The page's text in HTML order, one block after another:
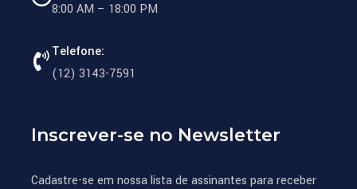
8:00 AM – 18:00 PM
Telefone:
(12) 3143-7591
Inscrever-se no Newsletter
Cadastre-se em nossa lista de assinantes para receber